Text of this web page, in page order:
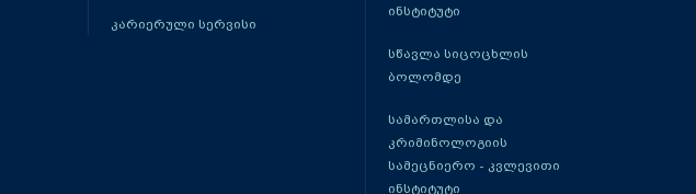
კარიერული სერვისი
ინსტიტუტი
სწავლა სიცოცხლის
ბოლომდე
სამართლისა და
კრიმინოლოგიის
სამეცნიერო - კვლევითი
ინსტიტუტი